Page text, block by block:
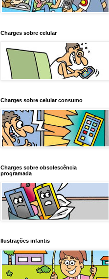
Charges sobre celular
Charges sobre celular consumo
Charges sobre obsolescência
programada
Ilustrações infantis